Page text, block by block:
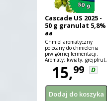
Cascade US 2025 -
50 g granulat 5,8%
aa
Chmiel aromatyczny
polecany do chmielenia
piw górnej fermentacji.
Aromaty: kwiaty, grejpfrut,
15,99 D